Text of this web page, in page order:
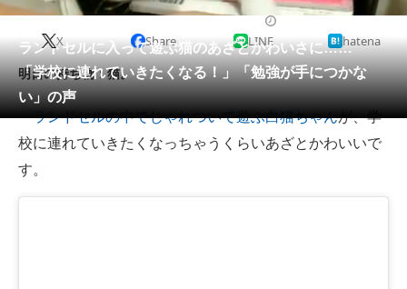
動物 リサーチ
会員記事
メディア
注目記事を集めた総合ページ
スマホと通信の最新トレンド
ランドセルに入って遊ぶ猫のあざとかわいさに……
「学校に連れていきたくなる！」「勉強が手につかな
い」の声
X Share LINE hatena
明日の持ち物：猫。
ランドセルの中でじゃれついて遊ぶ白猫ちゃんが、学
校に連れていきたくなっちゃうくらいあざとかわいいで
す。